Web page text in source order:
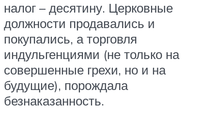
налог – десятину. Церковные
должности продавались и
покупались, а торговля
индульгенциями (не только на
совершенные грехи, но и на
будущие), порождала
безнаказанность.